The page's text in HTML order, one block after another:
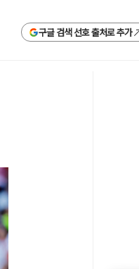
구글 검색 선호 출처로 추가